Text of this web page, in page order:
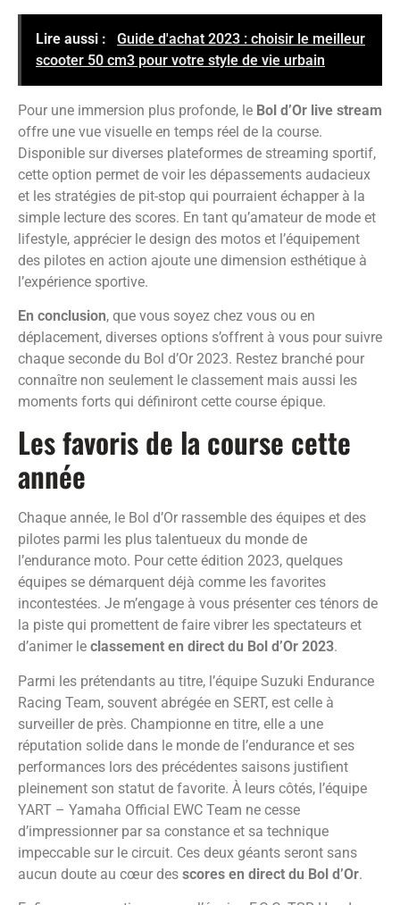
Lire aussi :
Guide d'achat 2023 : choisir le meilleur
scooter 50 cm3 pour votre style de vie urbain
Pour une immersion plus profonde, le Bol d’Or live stream
offre une vue visuelle en temps réel de la course.
Disponible sur diverses plateformes de streaming sportif,
cette option permet de voir les dépassements audacieux
et les stratégies de pit-stop qui pourraient échapper à la
simple lecture des scores. En tant qu’amateur de mode et
lifestyle, apprécier le design des motos et l’équipement
des pilotes en action ajoute une dimension esthétique à
l’expérience sportive.
En conclusion, que vous soyez chez vous ou en
déplacement, diverses options s’offrent à vous pour suivre
chaque seconde du Bol d’Or 2023. Restez branché pour
connaître non seulement le classement mais aussi les
moments forts qui définiront cette course épique.
Les favoris de la course cette
année
Chaque année, le Bol d’Or rassemble des équipes et des
pilotes parmi les plus talentueux du monde de
l’endurance moto. Pour cette édition 2023, quelques
équipes se démarquent déjà comme les favorites
incontestées. Je m’engage à vous présenter ces ténors de
la piste qui promettent de faire vibrer les spectateurs et
d’animer le classement en direct du Bol d’Or 2023.
Parmi les prétendants au titre, l’équipe Suzuki Endurance
Racing Team, souvent abrégée en SERT, est celle à
surveiller de près. Championne en titre, elle a une
réputation solide dans le monde de l’endurance et ses
performances lors des précédentes saisons justifient
pleinement son statut de favorite. À leurs côtés, l’équipe
YART – Yamaha Official EWC Team ne cesse
d’impressionner par sa constance et sa technique
impeccable sur le circuit. Ces deux géants seront sans
aucun doute au cœur des scores en direct du Bol d’Or.